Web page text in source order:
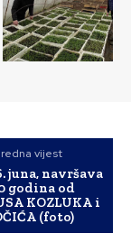
vijest
juna, navršava
godina od
KOZLUKA i
(foto)